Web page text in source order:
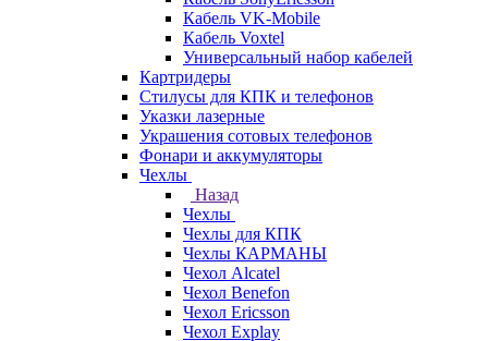
Кабель VK-Mobile
Кабель Voxtel
Универсальный набор кабелей
Картридеры
Стилусы для КПК и телефонов
Указки лазерные
Украшения сотовых телефонов
Фонари и аккумуляторы
Чехлы
Назад
Чехлы
Чехлы для КПК
Чехлы КАРМАНЫ
Чехол Alcatel
Чехол Benefon
Чехол Ericsson
Чехол Explay